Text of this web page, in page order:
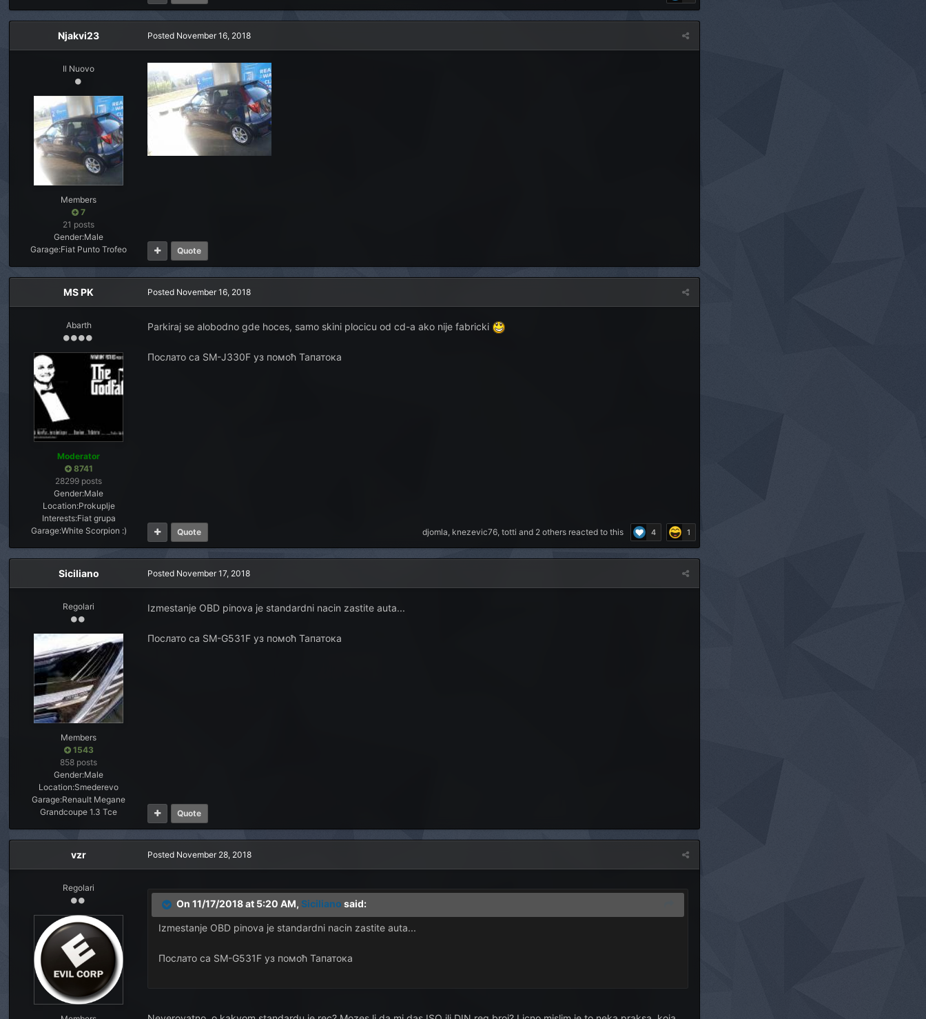
Njakvi23
Il Nuovo
Members
7
21 posts
Gender:Male
Garage:Fiat Punto Trofeo
Posted November 16, 2018
Quote
MS PK
Abarth
Moderator
8741
28299 posts
Gender:Male
Location:Prokuplje
Interests:Fiat grupa
Garage:White Scorpion :)
Posted November 16, 2018
Parkiraj se alobodno gde hoces, samo skini plocicu od cd-a ako nije fabricki
Послато са SM-J330F уз помоћ Тапатока
4 1
djomla, knezevic76, totti and 2 othersreacted to this
Quote
Siciliano
Regolari
Members
1543
858 posts
Gender:Male
Location:Smederevo
Garage:Renault Megane
Grandcoupe 1.3 Tce
Posted November 17, 2018
Izmestanje OBD pinova je standardni nacin zastite auta...
Послато са SM-G531F уз помоћ Тапатока
Quote
vzr
Regolari
Posted November 28, 2018
On 11/17/2018 at 5:20 AM, Siciliano said:
Izmestanje OBD pinova je standardni nacin zastite auta...
Послато са SM-G531F уз помоћ Тапатока